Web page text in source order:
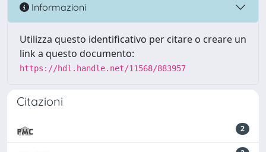
Informazioni
Utilizza questo identificativo per citare o creare un
link a questo documento:
https://hdl.handle.net/11568/883957
Citazioni
2